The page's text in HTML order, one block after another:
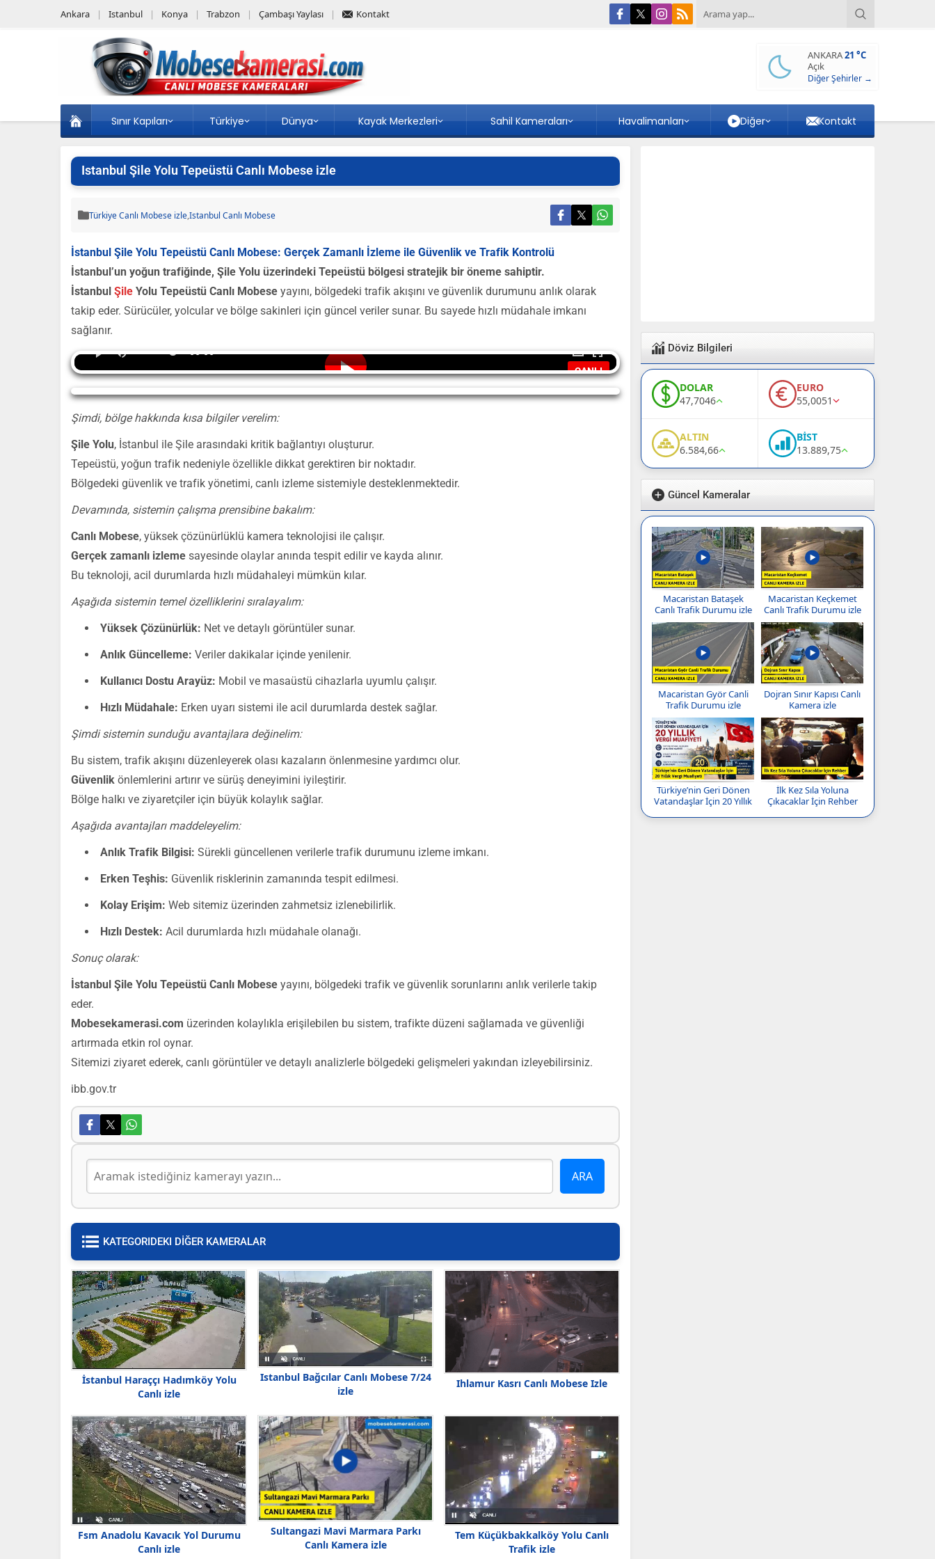
Ankara Istanbul Konya Trabzon Çambaşı Yaylası Kontakt
ANKARA21 °C
Açık
Diğer Şehirler →
Sınır Kapıları Türkiye Dünya Kayak Merkezleri Sahil Kameraları Havalimanları Diğer Kontakt
Istanbul Şile Yolu Tepeüstü Canlı Mobese izle
Türkiye Canlı Mobese izle,Istanbul Canlı Mobese
İstanbul Şile Yolu Tepeüstü Canlı Mobese: Gerçek Zamanlı İzleme ile Güvenlik ve Trafik Kontrolü
İstanbul’un yoğun trafiğinde, Şile Yolu üzerindeki Tepeüstü bölgesi stratejik bir öneme sahiptir.
İstanbul Şile Yolu Tepeüstü Canlı Mobese yayını, bölgedeki trafik akışını ve güvenlik durumunu anlık olarak
takip eder. Sürücüler, yolcular ve bölge sakinleri için güncel veriler sunar. Bu sayede hızlı müdahale imkanı
sağlanır.
CANLI
00:00
Yayın Yükleniyor...
Şimdi, bölge hakkında kısa bilgiler verelim:
Şile Yolu, İstanbul ile Şile arasındaki kritik bağlantıyı oluşturur.
Tepeüstü, yoğun trafik nedeniyle özellikle dikkat gerektiren bir noktadır.
Bölgedeki güvenlik ve trafik yönetimi, canlı izleme sistemiyle desteklenmektedir.
Devamında, sistemin çalışma prensibine bakalım:
Canlı Mobese, yüksek çözünürlüklü kamera teknolojisi ile çalışır.
Gerçek zamanlı izleme sayesinde olaylar anında tespit edilir ve kayda alınır.
Bu teknoloji, acil durumlarda hızlı müdahaleyi mümkün kılar.
Aşağıda sistemin temel özelliklerini sıralayalım:
Yüksek Çözünürlük: Net ve detaylı görüntüler sunar.
Anlık Güncelleme: Veriler dakikalar içinde yenilenir.
Kullanıcı Dostu Arayüz: Mobil ve masaüstü cihazlarla uyumlu çalışır.
Hızlı Müdahale: Erken uyarı sistemi ile acil durumlarda destek sağlar.
Şimdi sistemin sunduğu avantajlara değinelim:
Bu sistem, trafik akışını düzenleyerek olası kazaların önlenmesine yardımcı olur.
Güvenlik önlemlerini artırır ve sürüş deneyimini iyileştirir.
Bölge halkı ve ziyaretçiler için büyük kolaylık sağlar.
Aşağıda avantajları maddeleyelim:
Anlık Trafik Bilgisi: Sürekli güncellenen verilerle trafik durumunu izleme imkanı.
Erken Teşhis: Güvenlik risklerinin zamanında tespit edilmesi.
Kolay Erişim: Web sitemiz üzerinden zahmetsiz izlenebilirlik.
Hızlı Destek: Acil durumlarda hızlı müdahale olanağı.
Sonuç olarak:
İstanbul Şile Yolu Tepeüstü Canlı Mobese yayını, bölgedeki trafik ve güvenlik sorunlarını anlık verilerle takip
eder.
Mobesekamerasi.com üzerinden kolaylıkla erişilebilen bu sistem, trafikte düzeni sağlamada ve güvenliği
artırmada etkin rol oynar.
Sitemizi ziyaret ederek, canlı görüntüler ve detaylı analizlerle bölgedeki gelişmeleri yakından izleyebilirsiniz.
ibb.gov.tr
KATEGORIDEKI DİĞER KAMERALAR
İstanbul Haraççı Hadımköy Yolu
Canlı izle
Istanbul Bağcılar Canlı Mobese 7/24
izle
Ihlamur Kasrı Canlı Mobese Izle
Fsm Anadolu Kavacık Yol Durumu
Canlı izle
Sultangazi Mavi Marmara Parkı
Canlı Kamera izle
Tem Küçükbakkalköy Yolu Canlı
Trafik izle
Döviz Bilgileri
DOLAR
47,7046
EURO
55,0051
ALTIN
6.584,66
BİST
13.889,75
Güncel Kameralar
Macaristan Bataşek
Canlı Trafik Durumu izle
Macaristan Keçkemet
Canlı Trafik Durumu izle
Macaristan Györ Canli
Trafik Durumu izle
Dojran Sınır Kapısı Canlı
Kamera izle
Türkiye’nin Geri Dönen
Vatandaşlar İçin 20 Yıllık
İlk Kez Sıla Yoluna
Çıkacaklar İçin Rehber